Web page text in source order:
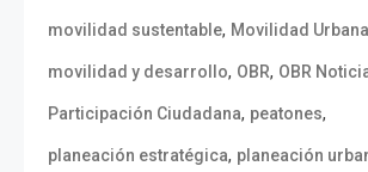
movilidad sustentable, Movilidad Urbana
movilidad y desarrollo, OBR, OBR
Participación Ciudadana, peatones,
planeación estratégica, planeación